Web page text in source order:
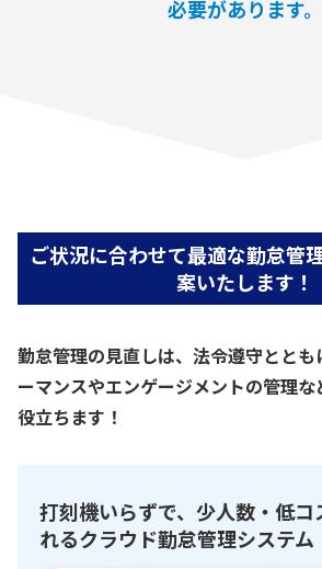
必要があります。
ご状況に合わせて最適な勤怠管
案いたします！
勤怠管理の見直しは、法令遵守とと
ーマンスやエンゲージメントの管理な
役立ちます！
打刻機いらずで、少人数・低コ
れるクラウド勤怠管理システム